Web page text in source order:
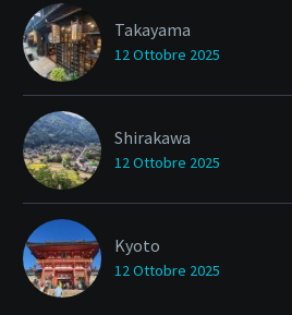
Takayama
12 Ottobre 2025
Shirakawa
12 Ottobre 2025
Kyoto
12 Ottobre 2025